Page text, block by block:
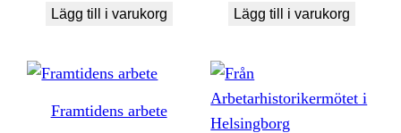
Lägg till i varukorg Lägg till i varukorg
Framtidens arbete